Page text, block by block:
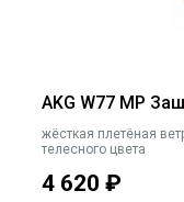
AKG W77 MP
жёсткая плетёная
телесного цвета
4 620 ₽